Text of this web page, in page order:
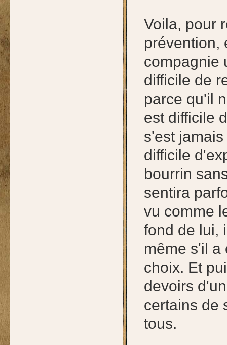
Voila, pour
prévention,
compagnie
difficile de
parce qu'il
est difficile
s'est
difficile
bourrin
sentira
vu comme
fond de lui,
même s'il a
choix. Et
devoirs
certains de
tous.